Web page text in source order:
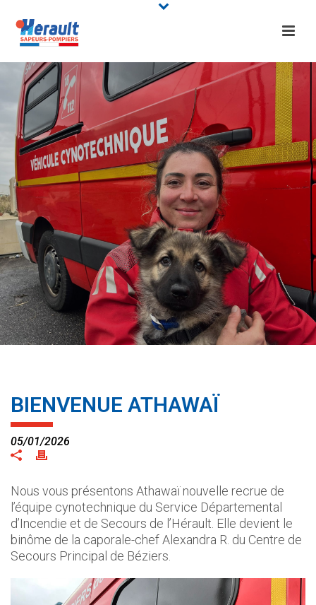
BIENVENUE ATHAWAÏ
05/01/2026
Nous vous présentons Athawaï nouvelle recrue de
l’équipe cynotechnique du Service Départemental
d’Incendie et de Secours de l’Hérault. Elle devient le
binôme de la caporale-chef Alexandra R. du Centre de
Secours Principal de Béziers.